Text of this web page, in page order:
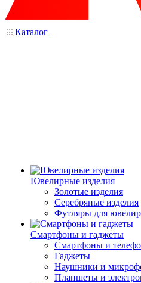
Каталог
Ювелирные изделия
Золотые изделия
Серебряные изделия
Футляры для
Смартфоны и гаджеты
Смартфоны и
Гаджеты
Наушники и
Планшеты и